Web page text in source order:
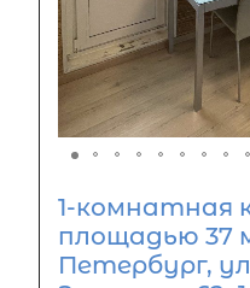
1-комнатная
площадью 37
Петербург,